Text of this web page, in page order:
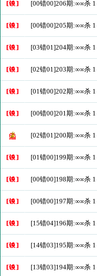
[00错00]206期:∞∞杀
[00错00]205期:∞∞杀
[03错01]204期:∞∞杀
[02错01]203期:∞∞杀
[01错00]202期:∞∞杀
[00错00]201期:∞∞杀
[02错01]200期:∞∞杀
[01错00]199期:∞∞杀
[00错00]198期:∞∞杀
[00错00]197期:∞∞杀
[15错04]196期:∞∞杀
[14错03]195期:∞∞杀
[13错03]194期:∞∞杀